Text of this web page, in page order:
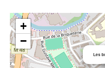
Les
+
−